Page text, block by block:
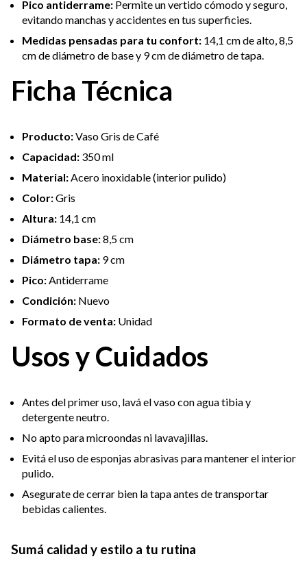
Pico antiderrame: Permite un vertido cómodo y seguro,
evitando manchas y accidentes en tus superficies.
Medidas pensadas para tu confort: 14,1 cm de alto, 8,5
cm de diámetro de base y 9 cm de diámetro de tapa.
Ficha Técnica
Producto:Vaso Gris de Café
Capacidad: 350 ml
Material:Acero inoxidable (interior pulido)
Color:Gris
Altura: 14,1 cm
Diámetro base:8,5 cm
Diámetro tapa: 9 cm
Pico:Antiderrame
Condición: Nuevo
Formato de venta: Unidad
Usos y Cuidados
Antes del primer uso, lavá el vaso con agua tibia y
detergente neutro.
No apto para microondas ni lavavajillas.
Evitá el uso de esponjas abrasivas para mantener el interior
pulido.
Asegurate de cerrar bien la tapa antes de transportar
bebidas calientes.
Sumá calidad y estilo a tu rutina